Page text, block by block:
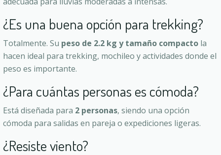
¿Es una buena opción para trekking?
Totalmente. Su peso de 2.2 kg y tamaño compacto la
hacen ideal para trekking, mochileo y actividades donde el
peso es importante.
¿Para cuántas personas es cómoda?
Está diseñada para 2 personas, siendo una opción
cómoda para salidas en pareja o expediciones ligeras.
¿Resiste viento?